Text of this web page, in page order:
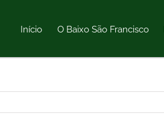
Início O Baixo São Francisco